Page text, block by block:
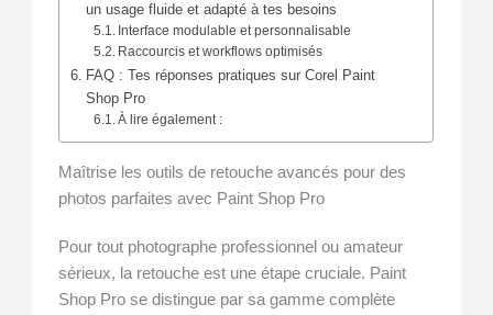
un usage fluide et adapté à tes besoins
Interface modulable et personnalisable
Raccourcis et workflows optimisés
FAQ : Tes réponses pratiques sur Corel Paint
Shop Pro
À lire également :
Maîtrise les outils de retouche avancés pour des
photos parfaites avec Paint Shop Pro
Pour tout photographe professionnel ou amateur
sérieux, la retouche est une étape cruciale. Paint
Shop Pro se distingue par sa gamme complète